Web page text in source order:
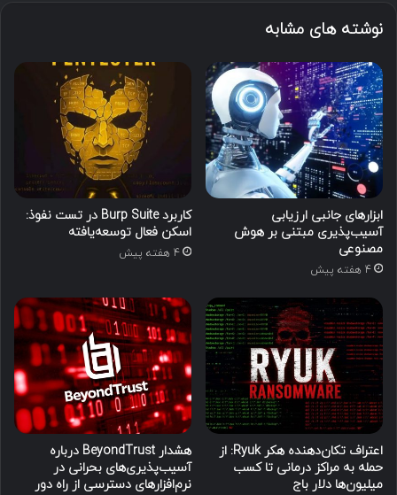
نوشته های مشابه
ابزارهای جانبی ارزیابی
آسیب‌پذیری مبتنی بر هوش
مصنوعی
4 هفته پیش
کاربرد Burp Suite در تست نفوذ:
اسکن فعال توسعه‌یافته
4 هفته پیش
اعتراف تکان‌دهنده هکر Ryuk: از
حمله به مراکز درمانی تا کسب
میلیون‌ها دلار باج
هشدار BeyondTrust درباره
آسیب‌پذیری‌های بحرانی در
نرم‌افزارهای دسترسی از راه دور